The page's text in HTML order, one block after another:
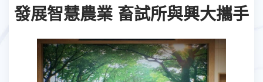
發展智慧農業 畜試所與興大攜手